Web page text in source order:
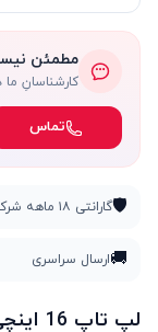
مطمئن
کارشناسانِ
تماس
🛡️گارانتی ۱۸ ماهه شرکتی
🚚ارسال سراسری